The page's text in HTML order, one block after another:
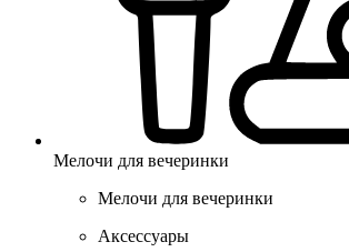
Мелочи для вечеринки
Мелочи для вечеринки
Аксессуары